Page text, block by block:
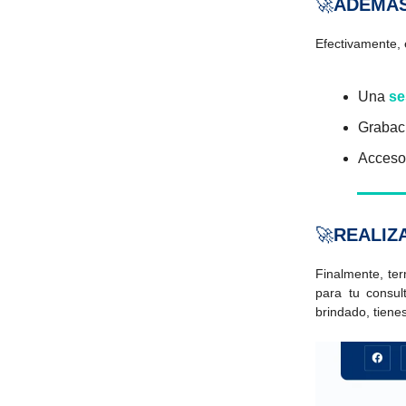
🚀
Efectivamente,
Una
🚀
Finalmente,
para tu
brindado,